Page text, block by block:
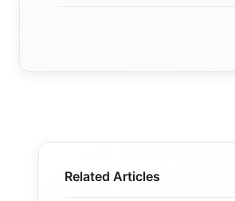
Related Articles